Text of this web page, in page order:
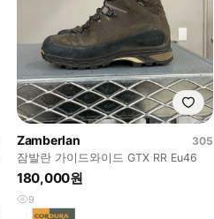
Zamberlan
305
잠발란 가이드와이드 GTX RR Eu46
180,000원
9